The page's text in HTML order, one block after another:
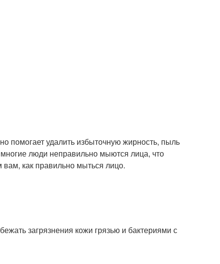
помогает удалить избыточную жирность, пыль
люди неправильно мыются лица, что
как правильно мыться лицо.
загрязнения кожи грязью и бактериями с